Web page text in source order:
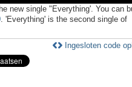
new single "Everything'. You can
. 'Everything' is the second single of
Ingesloten code